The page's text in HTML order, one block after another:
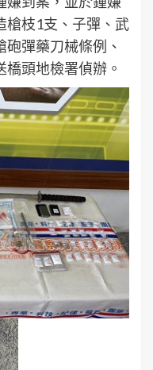
槍枝1支、子彈、武
彈藥刀械條例、
頭地檢署偵辦。